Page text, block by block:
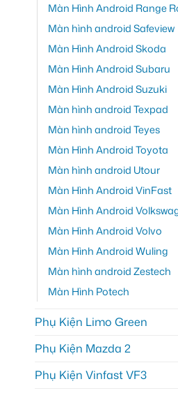
Màn Hình Android Range
Màn hình android Safeview
Màn Hình Android Skoda
Màn Hình Android Subaru
Màn Hình Android Suzuki
Màn hình android Texpad
Màn hình android Teyes
Màn Hình Android Toyota
Màn hình android Utour
Màn Hình Android VinFast
Màn Hình Android
Màn Hình Android Volvo
Màn Hình Android Wuling
Màn hình android Zestech
Màn Hình Potech
Phụ Kiện Limo Green
Phụ Kiện Mazda 2
Phụ Kiện Vinfast VF3